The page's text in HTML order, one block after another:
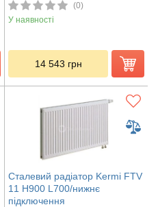
(0)
У наявності
14 543 грн
Сталевий радіатор Kermi FTV
11 H900 L700/нижнє
підключення